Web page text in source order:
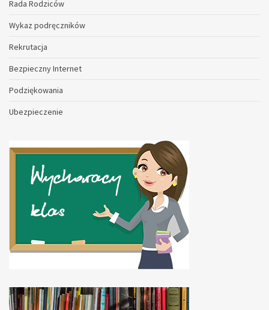
Rada Rodziców
Wykaz podręczników
Rekrutacja
Bezpieczny Internet
Podziękowania
Ubezpieczenie